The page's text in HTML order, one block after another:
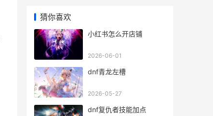
猜你喜欢
小红书怎么开店铺
2026-06-01
dnf青龙左槽
2026-05-27
dnf复仇者技能加点